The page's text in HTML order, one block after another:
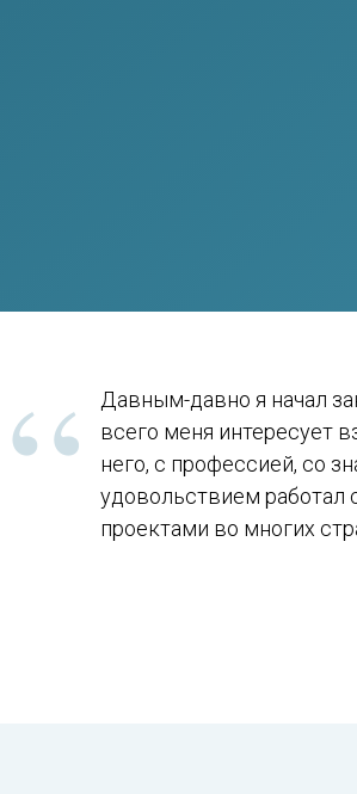
“
Давным-давно я начал
всего меня интересует
него, с профессией, со
удовольствием работал
проектами во многих